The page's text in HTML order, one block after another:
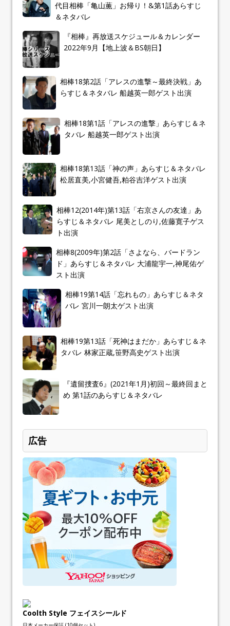
代目相棒「亀山薫」お帰り！&第1話あらすじ
＆ネタバレ
『相棒』再放送スケジュール＆カレンダー
2022年9月【地上波＆BS朝日】
相棒18第2話「アレスの進撃～最終決戦」あ
らすじ＆ネタバレ 船越英一郎ゲスト出演
相棒18第1話「アレスの進撃」あらすじ＆ネ
タバレ 船越英一郎ゲスト出演
相棒18第13話「神の声」あらすじ＆ネタバレ
松居直美,小宮健吾,粕谷吉洋ゲスト出演
相棒12(2014年)第13話「右京さんの友達」あ
らすじ＆ネタバレ 尾美としのり,佐藤寛子ゲス
ト出演
相棒8(2009年)第2話「さよなら、バードラン
ド」あらすじ＆ネタバレ 大浦龍宇一,神尾佑ゲ
スト出演
相棒19第14話「忘れもの」あらすじ＆ネタ
バレ 宮川一朗太ゲスト出演
相棒19第13話「死神はまだか」あらすじ＆ネ
タバレ 林家正蔵,笹野高史ゲスト出演
『遺留捜査6』(2021年1月)初回～最終回まと
め 第1話のあらすじ＆ネタバレ
広告
Coolth Style フェイスシールド